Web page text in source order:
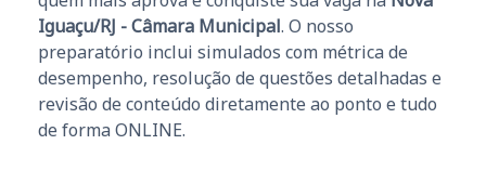
Iguaçu/RJ - Câmara Municipal. O nosso
preparatório inclui simulados com métrica de
desempenho, resolução de questões detalhadas e
revisão de conteúdo diretamente ao ponto e tudo
de forma ONLINE.